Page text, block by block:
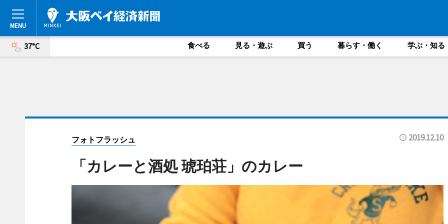
37°C 食べる 見る・遊ぶ 買う 暮らす・働く 学ぶ・知る
フォトフラッシュ 2019.12.10
「カレーと酒処 琥珀荘」のカレー